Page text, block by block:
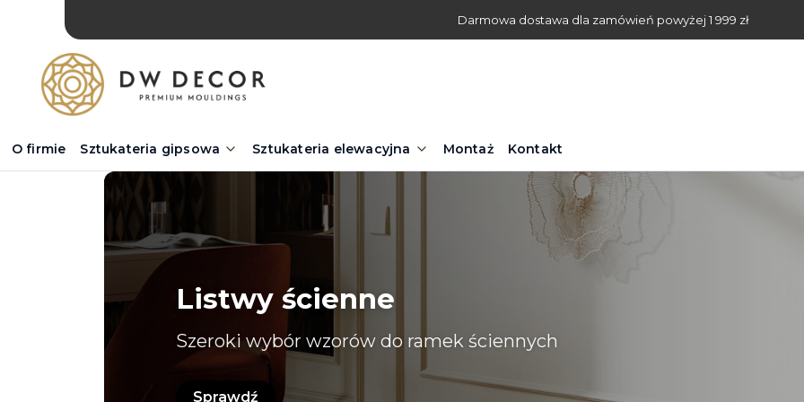
Darmowa dostawa dla zamówień powyżej 1 999 zł
O firmie Sztukateria gipsowa Sztukateria elewacyjna Montaż Kontakt
Listwy ścienne
Szeroki wybór wzorów do ramek ściennych
Sprawdź